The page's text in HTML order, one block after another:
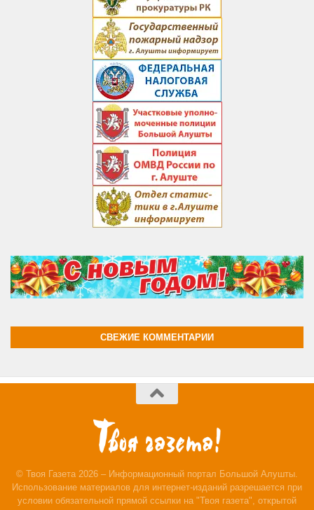
СВЕЖИЕ КОММЕНТАРИИ
© Твоя Газета 2026 – Информационный портал Большой Алушты.
Использование материалов для интернет-изданий разрешается при
условии обязательной прямой ссылки на "Твоя газета", открытой